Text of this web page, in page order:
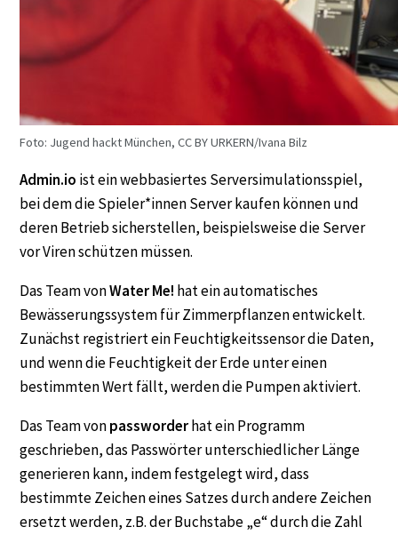
Foto: Jugend hackt München, CC BY URKERN/Ivana Bilz
Admin.io ist ein webbasiertes Serversimulationsspiel,
bei dem die Spieler*innen Server kaufen können und
deren Betrieb sicherstellen, beispielsweise die Server
vor Viren schützen müssen.
Das Team vonWater Me! hat ein automatisches
Bewässerungssystem für Zimmerpflanzen entwickelt.
Zunächst registriert ein Feuchtigkeitssensor die Daten,
und wenn die Feuchtigkeit der Erde unter einen
bestimmten Wert fällt, werden die Pumpen aktiviert.
Das Team vonpassworderhat ein Programm
geschrieben, das Passwörter unterschiedlicher Länge
generieren kann, indem festgelegt wird, dass
bestimmte Zeichen eines Satzes durch andere Zeichen
ersetzt werden, z.B. der Buchstabe „e“ durch die Zahl